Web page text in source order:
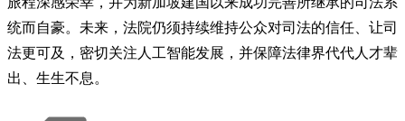
统而自豪。未来，法院仍须持续维持公众对司法的信任、让司
法更可及，密切关注人工智能发展，并保障法律界代代人才辈
出、生生不息。